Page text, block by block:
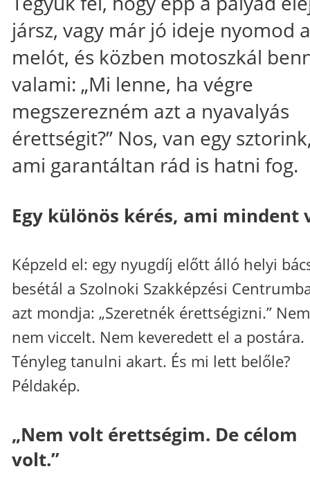
jársz, vagy már jó ideje nyomod a
melót, és közben motoszkál
valami: „Mi lenne, ha végre
megszerezném azt a nyavalyás
érettségit?” Nos, van egy
ami garantáltan rád is hatni fog.
Egy különös kérés, ami mindent
Képzeld el: egy nyugdíj előtt álló helyi
besétál a Szolnoki Szakképzési
azt mondja: „Szeretnék érettségizni.”
nem viccelt. Nem keveredett el a postára.
Tényleg tanulni akart. És mi lett belőle?
Példakép.
„Nem volt érettségim. De célom
volt.”